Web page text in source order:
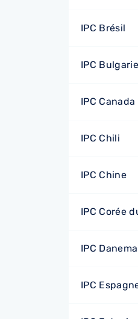
IPC Brésil
IPC Bulgarie
IPC Canada
IPC Chili
IPC Chine
IPC Corée
IPC
IPC